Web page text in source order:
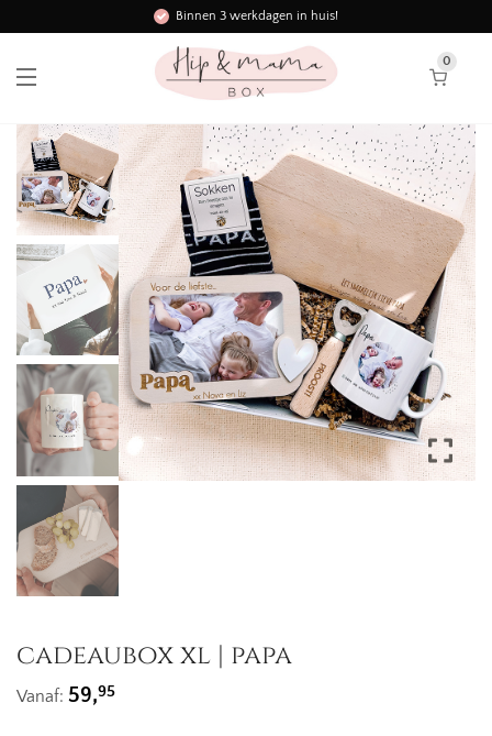
Binnen 3 werkdagen in huis!
0
cadeaubox xl | papa
Vanaf: 59,95